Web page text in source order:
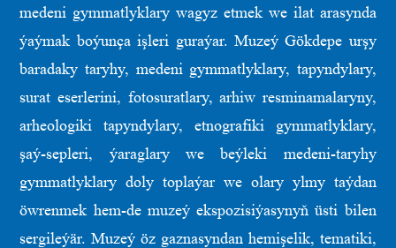
medeni gymmatlyklary wagyz etmek we ilat arasynda
ýaýmak boýunça işleri guraýar. Muzeý Gökdepe urşy
baradaky taryhy, medeni gymmatlyklary, tapyndylary,
surat eserlerini, fotosuratlary, arhiw resminamalaryny,
arheologiki tapyndylary, etnografiki gymmatlyklary,
şaý-sepleri, ýaraglary we beýleki medeni-taryhy
gymmatlyklary doly toplaýar we olary ylmy taýdan
öwrenmek hem-de muzeý ekspozisiýasynyň üsti bilen
sergileýär. Muzeý öz gaznasyndan hemişelik, tematiki,